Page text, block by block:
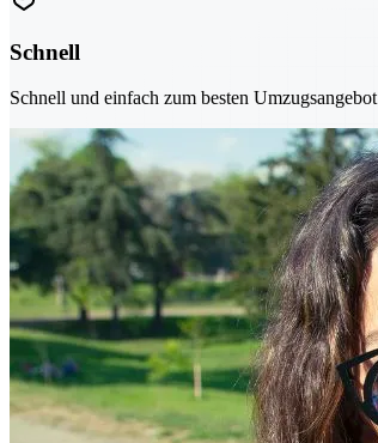
Schnell
Schnell und einfach zum besten Umzugsangebot